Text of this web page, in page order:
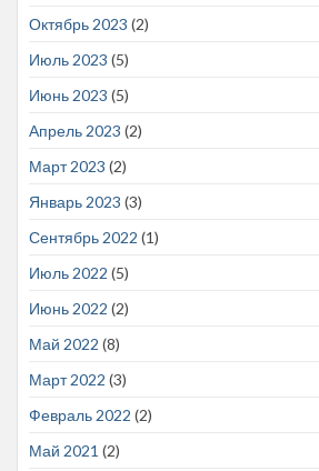
Октябрь 2023 (2)
Июль 2023 (5)
Июнь 2023 (5)
Апрель 2023 (2)
Март 2023 (2)
Январь 2023 (3)
Сентябрь 2022 (1)
Июль 2022 (5)
Июнь 2022 (2)
Май 2022 (8)
Март 2022 (3)
Февраль 2022 (2)
Май 2021 (2)